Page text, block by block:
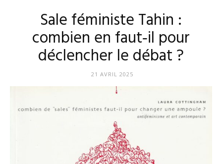
Sale féministe Tahin :
combien en faut‑il pour
déclencher le débat ?
21 AVRIL 2025